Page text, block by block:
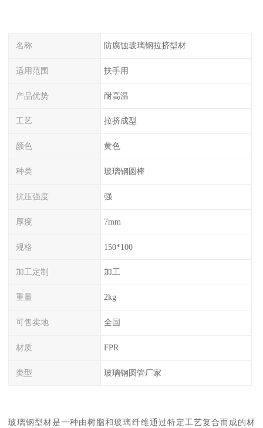
名称 防腐蚀玻璃钢拉挤型材
适用范围 扶手用
产品优势 耐高温
工艺 拉挤成型
颜色 黄色
种类 玻璃钢圆棒
抗压强度 强
厚度 7mm
规格 150*100
加工定制 加工
重量 2kg
可售卖地 全国
材质 FPR
类型 玻璃钢圆管厂家
玻璃钢型材是一种由树脂和玻璃纤维通过特定工艺复合而成的材